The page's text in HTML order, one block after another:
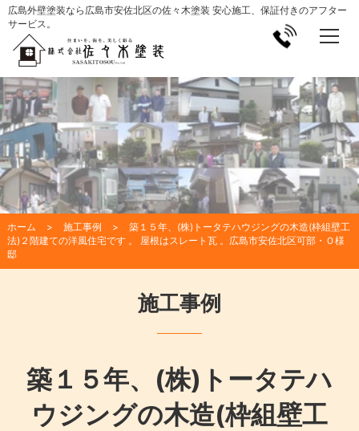
広島外壁塗装なら広島市安佐北区の佐々木塗装 安心施工、保証付きのアフター
サービス。
ホーム 施工事例
築１５年、(株)トータテハウジングの木造(枠組壁工
法)２階建ての洋風住宅です 。 屋根はスレート瓦 。広島市安佐北区可部・Ｏ様
邸
施工事例
築１５年、(株)トータテハ
ウジングの木造(枠組壁工